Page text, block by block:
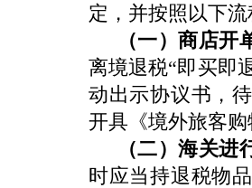
定，并按照以下
（一）商店开
离境退税“即买即
动出示协议书，
开具《境外旅客
（二）海关进
时应当持退税物